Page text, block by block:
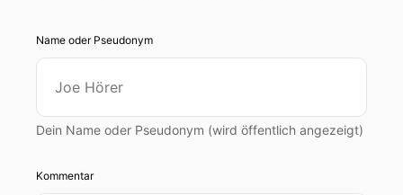
Name oder Pseudonym
Dein Name oder Pseudonym (wird öffentlich angezeigt)
Kommentar